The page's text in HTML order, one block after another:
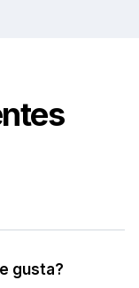
gusta?